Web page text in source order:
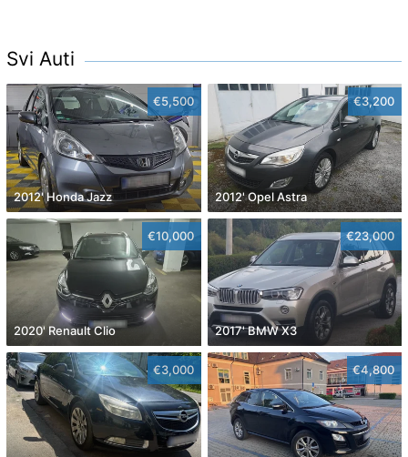
Svi Auti
€5,500
2012' Honda Jazz
€3,200
2012' Opel Astra
€10,000
2020' Renault Clio
€23,000
2017' BMW X3
€3,000 €4,800